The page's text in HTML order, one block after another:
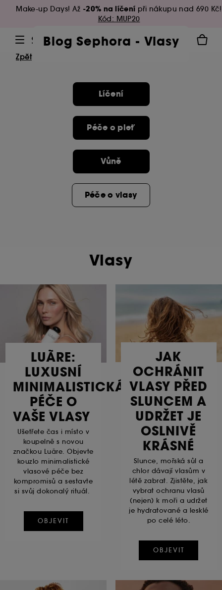
Make-up Days! Až -20% na líčení při nákupu nad 690 Kč!
Kód: MUP20
Zpět
Blog Sephora - Vlasy
Líčení
Péče o pleť
Vůně
Péče o vlasy
Vlasy
LUÃRE:
LUXUSNÍ
MINIMALISTICKÁ
PÉČE O
VAŠE VLASY
Ušetřete čas i místo v
koupelně s novou
značkou Luãre. Objevte
kouzlo minimalistické
vlasové péče bez
kompromisů a sestavte
si svůj dokonalý rituál.
OBJEVIT
JAK
OCHRÁNIT
VLASY PŘED
SLUNCEM A
UDRŽET JE
OSLNIVĚ
KRÁSNÉ
Slunce, mořská sůl a
chlor dávají vlasům v
létě zabrat. Zjistěte, jak
vybrat ochranu vlasů
(nejen) k moři a udržet
je hydratované a lesklé
po celé léto.
OBJEVIT